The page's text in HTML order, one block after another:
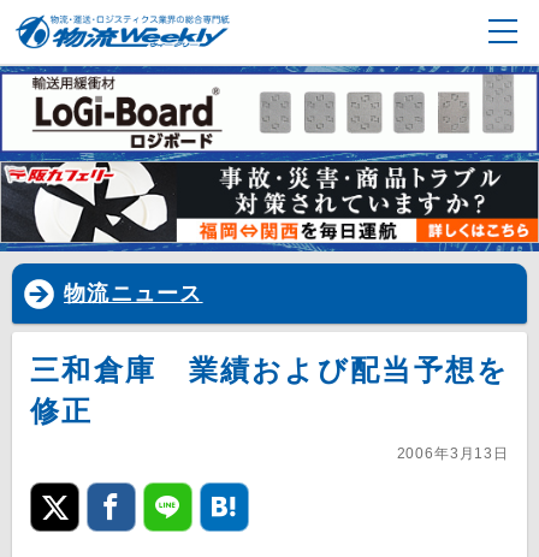
物流ニュース
三和倉庫 業績および配当予想を
修正
2006年3月13日